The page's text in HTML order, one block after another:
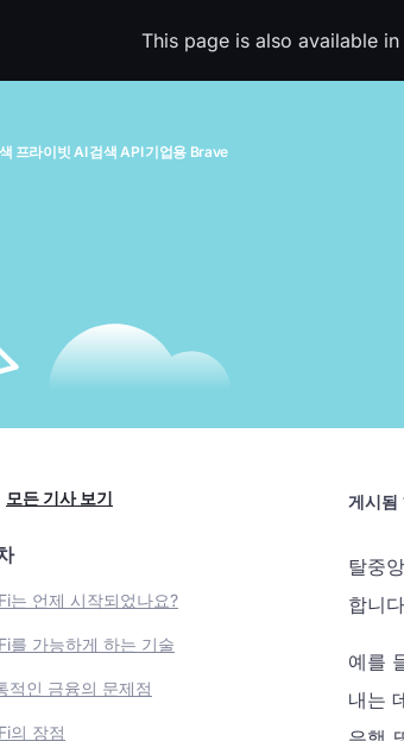
This page is also available
프라이빗 AI검색 API기업용 Brave
게시됨
모든 기사 보기
는 언제 시작되었나요?
를 가능하게 하는 기술
적인 금융의 문제점
의 장점
탈중
합니
예를
내는